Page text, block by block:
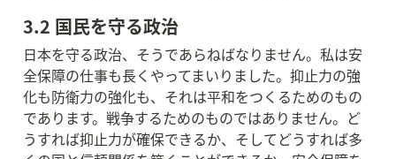
3.2 国民を守る政治
日本を守る政治、そうであらねばなりません。私は安
全保障の仕事も長くやってまいりました。抑止力の強
化も防衛力の強化も、それは平和をつくるためのもの
であります。戦争するためのものではありません。ど
うすれば抑止力が確保できるか、そしてどうすれば多